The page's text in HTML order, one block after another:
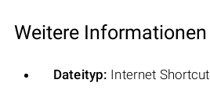
Weitere Informationen
Dateityp: Internet Shortcut